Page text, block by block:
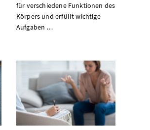
für verschiedene Funktionen des
Körpers und erfüllt wichtige
Aufgaben …